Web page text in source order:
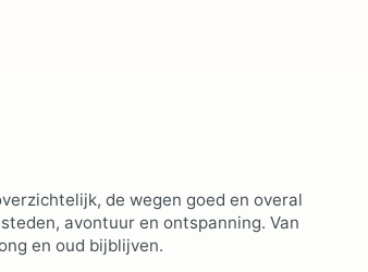
de wegen goed en overal
avontuur en ontspanning. Van
en oud bijblijven.